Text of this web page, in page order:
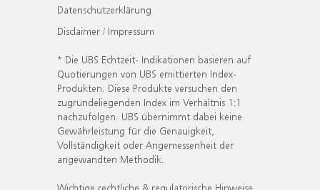
Datenschutzerklärung
Disclaimer / Impressum
* Die UBS Echtzeit- Indikationen basieren auf
Quotierungen von UBS emittierten Index-
Produkten. Diese Produkte versuchen den
zugrundeliegenden Index im Verhältnis 1:1
nachzufolgen. UBS übernimmt dabei keine
Gewährleistung für die Genauigkeit,
Vollständigkeit oder Angemessenheit der
angewandten Methodik.